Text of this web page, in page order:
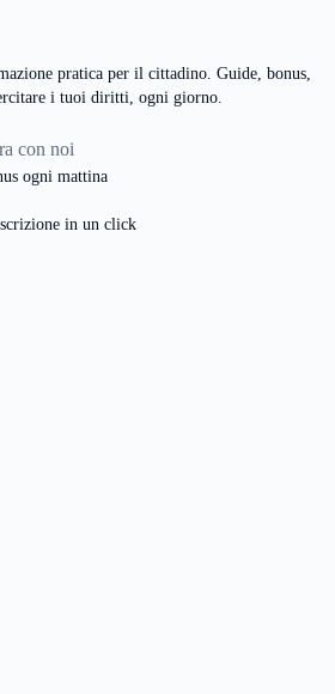
delle carte, prese
ad altre fra loro più influenti.
pratica per il cittadino. Guide, bonus,
i tuoi diritti, ogni giorno.
con noi
ogni mattina
in un click